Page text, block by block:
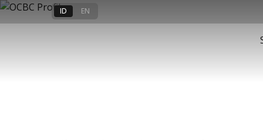
ID EN
Sekilas informasi mengenai